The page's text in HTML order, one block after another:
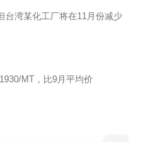
台湾某化工厂将在11月份减少
MT，比9月平均价